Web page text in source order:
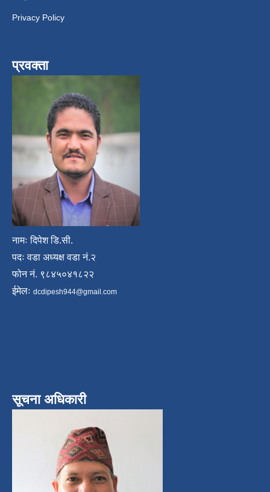
Privacy Policy
प्रवक्ता
नामः दिपेश डि.सी.
पदः वडा अध्यक्ष वडा नं.२
फोन नं. ९८४५०४१८२२
ईमेलः dcdipesh944@gmail.com
सूचना अधिकारी